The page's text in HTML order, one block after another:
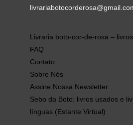
Livraria boto-cor-de-rosa –
FAQ
Contato
Sobre Nós
Assine Nossa Newsletter
Sebo da Boto: livros usados e
línguas (Estante Virtual)